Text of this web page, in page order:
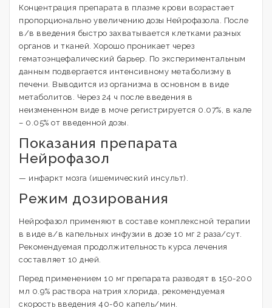
Концентрация препарата в плазме крови возрастает
пропорционально увеличению дозы Нейрофазола. После
в/в введения быстро захватывается клетками разных
органов и тканей. Хорошо проникает через
гематоэнцефалический барьер. По экспериментальным
данным подвергается интенсивному метаболизму в
печени. Выводится из организма в основном в виде
метаболитов. Через 24 ч после введения в
неизмененном виде в моче регистрируется 0.07%, в кале
– 0.05% от введенной дозы.
Показания препарата
Нейрофазол
— инфаркт мозга (ишемический инсульт).
Режим дозирования
Нейрофазол применяют в составе комплексной терапии
в виде в/в капельных инфузии в дозе 10 мг 2 раза/сут.
Рекомендуемая продолжительность курса лечения
составляет 10 дней.
Перед применением 10 мг препарата разводят в 150-200
мл 0.9% раствора натрия хлорида, рекомендуемая
скорость введения 40-60 капель/мин.